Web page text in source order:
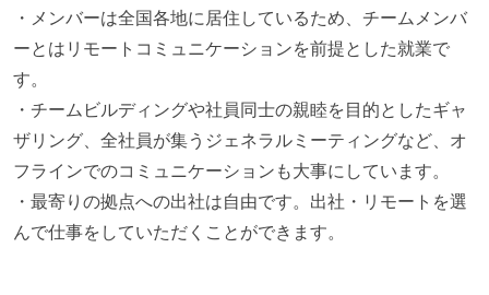
・メンバーは全国各地に居住しているため、チームメンバ
ーとはリモートコミュニケーションを前提とした就業で
す。
・チームビルディングや社員同士の親睦を目的としたギャ
ザリング、全社員が集うジェネラルミーティングなど、オ
フラインでのコミュニケーションも大事にしています。
・最寄りの拠点への出社は自由です。出社・リモートを選
んで仕事をしていただくことができます。